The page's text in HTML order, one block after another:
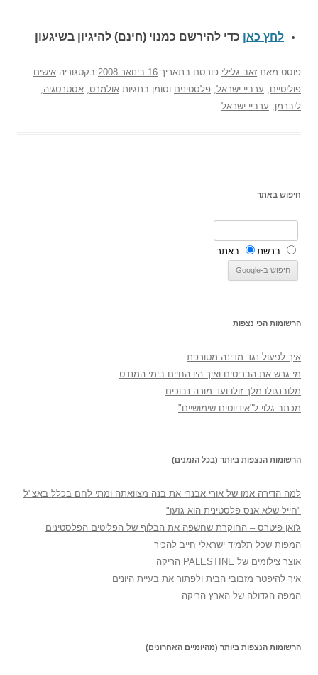
לחץ כאן כדי להירשם כמנוי (חינם) להיגיון בשיגעון
פוסט מאת זאב גלילי פורסם בתאריך 16 בינואר 2008 בקטגוריה אישים
פוליטיים, ערביי ישראל, פלסטינים וסומן בתגיות אולמרט, אסטרטגיה,
ליברמן, ערביי ישראל.
חיפוש באתר
ברשת באתר
הרשומות הכי נצפות
איך לפעול נגד מדינה מטורפת
מי גרש את הבריטים ואיך היו החיים בימי המנדט
מלובנגולו מלך זולו ועד מורה נבוכים
מכתב גלוי ל"אידיוטים שימושיים"
הרשומות הנצפות ביותר (בכל הזמנים)
למה הדירה אמו של אורי אבנרי את בנה מצוואתה ומתי לחם בכלל באצ"ל
"חייל שלא אנס פלסטינית הוא גזען"
ג'ואן פיטרס – החוקרת שחשפה את הבלוף של הפליטים הפלסטינים
המפות שכל תלמיד ישראלי חייב להכיר
אוצר צילומים של PALESTINE הריקה
איך להיפטר מזבובי הבית ולפתור את בעיית היונים
המפה הגדולה של הארץ הריקה
הרשומות הנצפות ביותר (מהיומיים האחרונים)